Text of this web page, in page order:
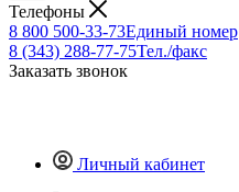
Телефоны
8 800 500-33-73Единый номер
8 (343) 288-77-75Тел./факс
Заказать звонок
Личный кабинет